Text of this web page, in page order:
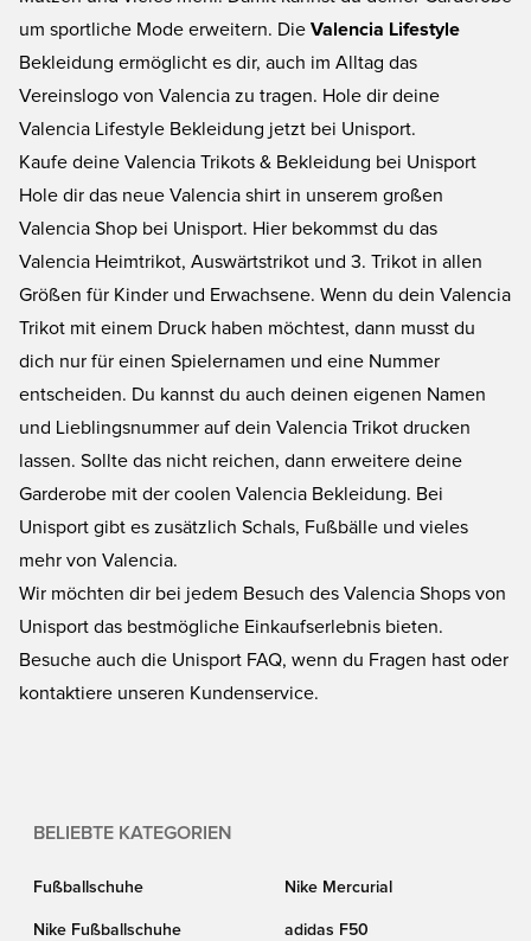
um sportliche Mode erweitern. Die Valencia Lifestyle
Bekleidung ermöglicht es dir, auch im Alltag das
Vereinslogo von Valencia zu tragen. Hole dir deine
Valencia Lifestyle Bekleidung jetzt bei Unisport.
Kaufe deine Valencia Trikots & Bekleidung bei Unisport
Hole dir das neue Valencia shirt in unserem großen
Valencia Shop bei Unisport. Hier bekommst du das
Valencia Heimtrikot, Auswärtstrikot und 3. Trikot in allen
Größen für Kinder und Erwachsene. Wenn du dein Valencia
Trikot mit einem Druck haben möchtest, dann musst du
dich nur für einen Spielernamen und eine Nummer
entscheiden. Du kannst du auch deinen eigenen Namen
und Lieblingsnummer auf dein Valencia Trikot drucken
lassen. Sollte das nicht reichen, dann erweitere deine
Garderobe mit der coolen Valencia Bekleidung. Bei
Unisport gibt es zusätzlich Schals, Fußbälle und vieles
mehr von Valencia.
Wir möchten dir bei jedem Besuch des Valencia Shops von
Unisport das bestmögliche Einkaufserlebnis bieten.
Besuche auch die Unisport FAQ, wenn du Fragen hast oder
kontaktiere unseren Kundenservice.
BELIEBTE KATEGORIEN
Fußballschuhe Nike Mercurial
Nike Fußballschuhe adidas F50